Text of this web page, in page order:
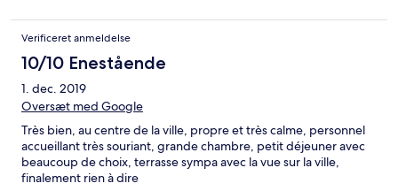
Verificeret anmeldelse
10/10 Enestående
1. dec. 2019
Oversæt med Google
Très bien, au centre de la ville, propre et très calme, personnel
accueillant très souriant, grande chambre, petit déjeuner avec
beaucoup de choix, terrasse sympa avec la vue sur la ville,
finalement rien à dire